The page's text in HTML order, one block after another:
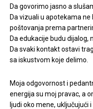
Da govorimo jasno a
Da vizuali u apotekama
poštovanja prema
Da edukacije budu dijalog,
Da svaki kontakt ostavi
sa iskustvom koje delimo.
Moja odgovornost i
energija su moj pravac, a
ljudi oko mene, uključujući